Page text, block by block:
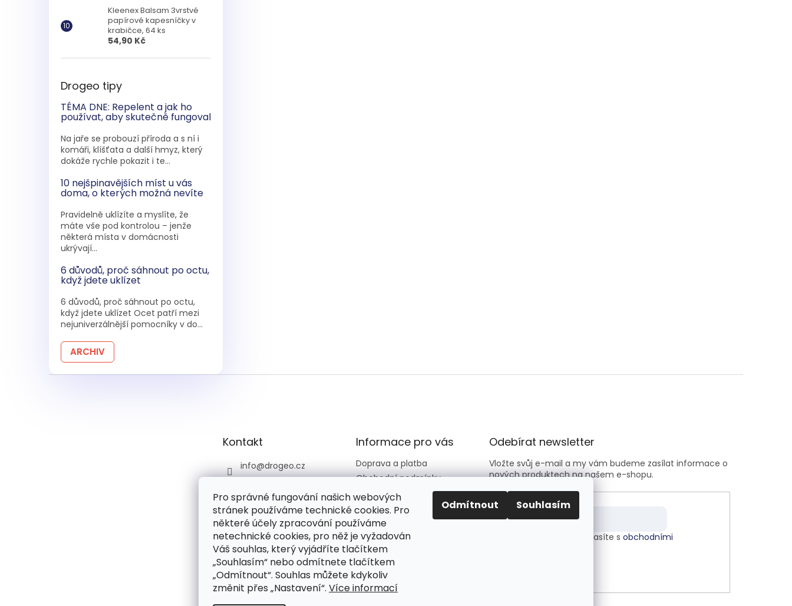
Pro správné fungování našich webových
stránek používáme technické cookies. Pro
některé účely zpracování používáme
netechnické cookies, pro něž je vyžadován
Váš souhlas, který vyjádříte tlačítkem
„Souhlasím“ nebo odmítnete tlačítkem
„Odmítnout“. Souhlas můžete kdykoliv
změnit přes „Nastavení“. Více informací
Odmítnout Souhlasím
Kleenex Balsam 3vrstvé
papírové kapesníčky v
krabičce, 64 ks
54,90 Kč
Drogeo tipy
TÉMA DNE: Repelent a jak ho
používat, aby skutečně fungoval
Na jaře se probouzí příroda a s ní i
komáři, klíšťata a další hmyz, který
dokáže rychle pokazit i te...
10 nejšpinavějších míst u vás
doma, o kterých možná nevíte
Pravidelně uklízíte a myslíte, že
máte vše pod kontrolou – jenže
některá místa v domácnosti
ukrývají...
6 důvodů, proč sáhnout po octu,
když jdete uklízet
6 důvodů, proč sáhnout po octu,
když jdete uklízet Ocet patří mezi
nejuniverzálnější pomocníky v do...
ARCHIV
Kontakt
info@drogeo.cz
+420 607 058 258 (v
pracovní dny 08:00-1
6:00)
drogeocz
drogeo_online_droge
rie
Informace pro vás
Doprava a platba
Obchodní podmínky
Kontakty
Hodnocení obchodu
Odebírat newsletter
Vložte svůj e-mail a my vám budeme zasílat informace o
nových produktech na našem e-shopu.
E-mail
Vložením e-mailu souhlasíte sobchodními